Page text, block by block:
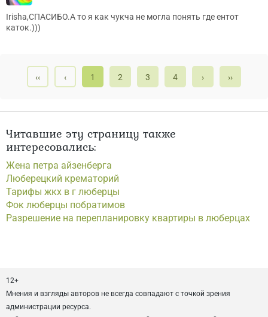
Irisha,СПАСИБО.А то я как чукча не могла понять где ентот
каток.)))
‹‹ ‹ 1 2 3 4 › ››
Читавшие эту страницу также
интересовались:
Жена петра айзенберга
Люберецкий крематорий
Тарифы жкх в г люберцы
Фок люберцы побратимов
Разрешение на перепланировку квартиры в люберцах
12+
Мнения и взгляды авторов не всегда совпадают с точкой зрения
администрации ресурса.